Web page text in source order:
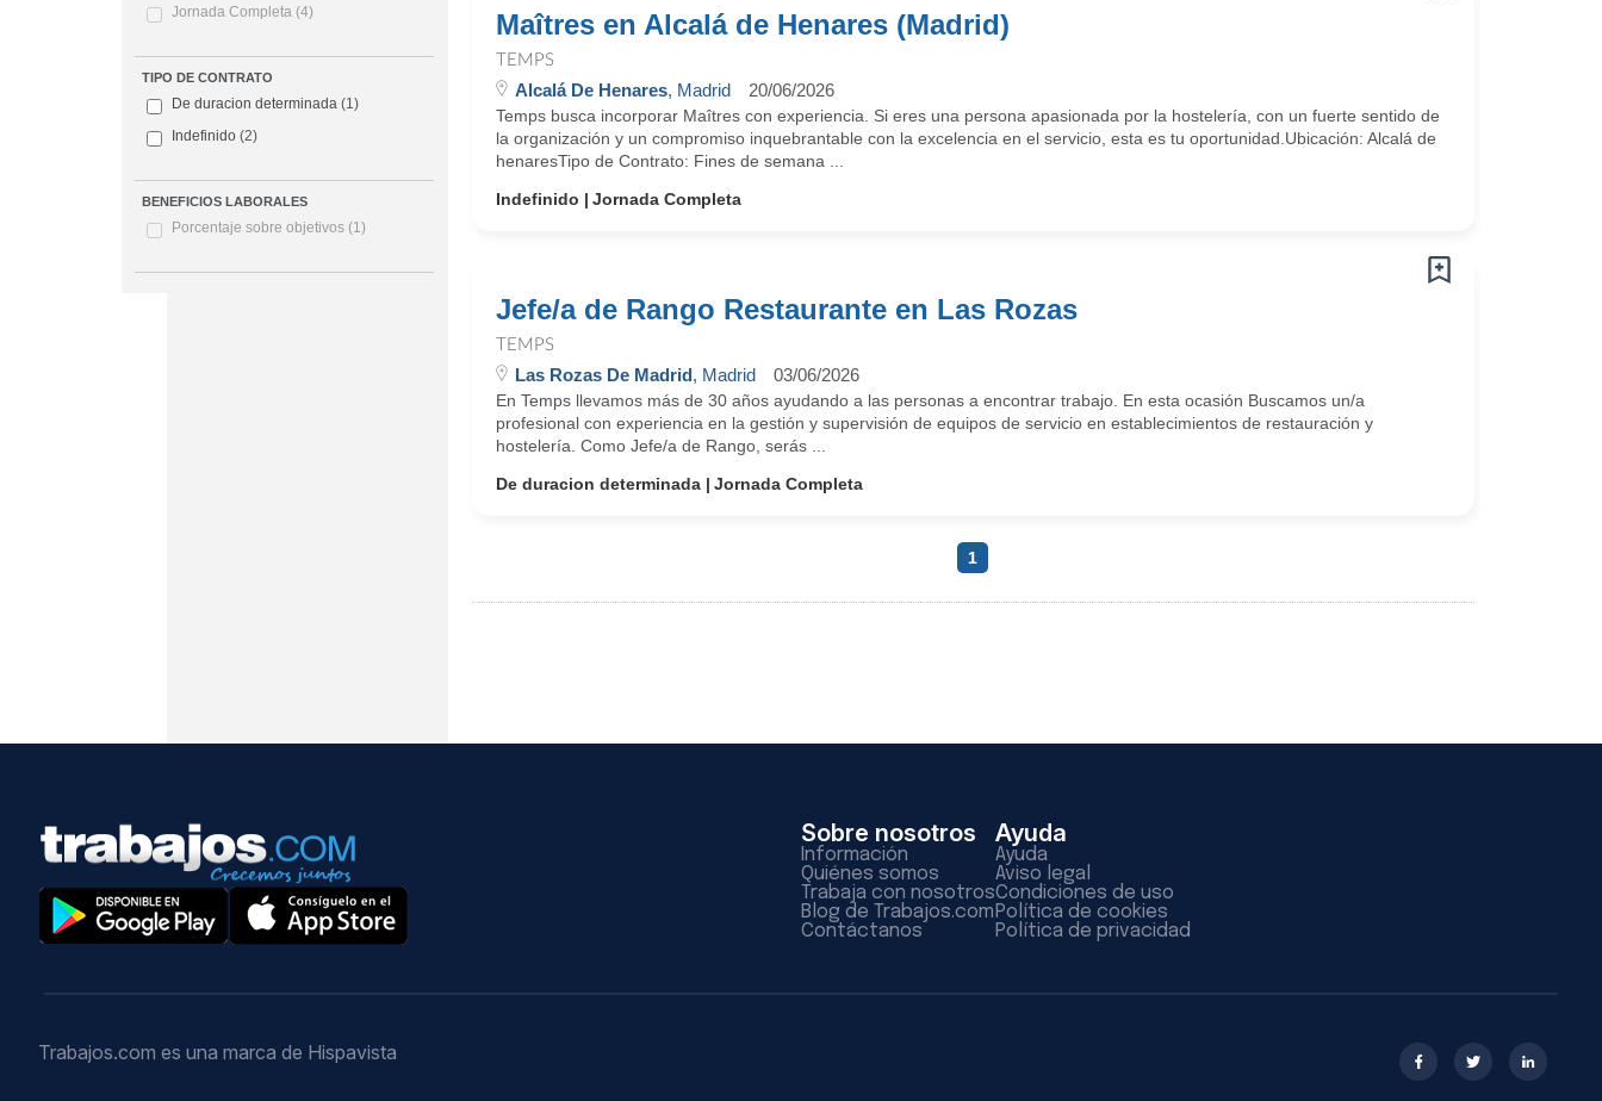
Jornada Completa (4)
TIPO DE CONTRATO
De duracion determinada (1)
Indefinido (2)
BENEFICIOS LABORALES
Porcentaje sobre objetivos (1)
Maîtres en Alcalá de Henares (Madrid)
TEMPS
Alcalá De Henares, Madrid 20/06/2026
Temps busca incorporar Maîtres con experiencia. Si eres una persona apasionada por la hostelería, con un fuerte sentido de
la organización y un compromiso inquebrantable con la excelencia en el servicio, esta es tu oportunidad.Ubicación: Alcalá de
henaresTipo de Contrato: Fines de semana ...
Indefinido
Jornada Completa
Jefe/a de Rango Restaurante en Las Rozas
TEMPS
Las Rozas De Madrid, Madrid 03/06/2026
En Temps llevamos más de 30 años ayudando a las personas a encontrar trabajo. En esta ocasión Buscamos un/a
profesional con experiencia en la gestión y supervisión de equipos de servicio en establecimientos de restauración y
hostelería. Como Jefe/a de Rango, serás ...
De duracion determinada
Jornada Completa
1
Sobre nosotros
Información
Quiénes somos
Trabaja con nosotros
Blog de Trabajos.com
Contáctanos
Ayuda
Ayuda
Aviso legal
Condiciones de uso
Política de cookies
Política de privacidad
Trabajos.com es una marca de Hispavista